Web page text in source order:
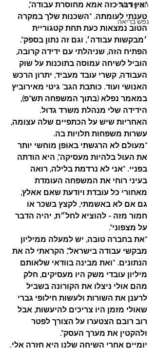
הסיפור שלי
נפש בריאה
"אין דבר כזה אמא מחוסרת עבודה",
טענתי לעומתה. "השכנות שלך במקרה
הטוב נמצאות כעת תחת קטגוריית
׳מבקשות עבודה׳, וגם זה נתון בספק".
הפתיח הזה, שניהלתי עם ידידה קרובה,
הוביל לשיחה עמוסה בתוכנות על שוק
העבודה, קשרי עובד מעביד, יתרון הרכש
האנושי ועוד. כותבת הגב' גיטי מאירוביץ
במאמר נפלא (בתוך המשפחה תש"פ),
הידידה שלי מנהלת משרד גדול.
האחריות שיש על הכתפיים שלה עצומה,
עשרות משפחות תלויות בה.
"מעולם לא הרגשתי באופן מוחשי יותר
את העול בלהיות מעסיקה", היא הודתה
בפניי. "אני לא נרדמת בלילה, רואה
בעיני רוחי את המשפחה העומדת
מאחורי כל עובדת ויודעת שאם אאלץ,
גם אם לא באשמתי, לקצץ בשכר או
חמור מזה - להוציא לחל״ת, יהיה הדבר
על מצפוני".
"את בחברה טובה, יש למעלה ממיליון
מבקשי עבודה בישראל", הקראתי לה את
הנתונים. "ואת מבינה בוודאי שלאותם
מיליון עובדי משק היו מעסיקים, חלק
מהם אולי ניצלו את הקורונה בשביל
לרענן את השורות ולעשות חילופי גברי
שאולי מזמן היו צריכים להיעשות, אבל
רוב רובם הצטערו על הצורך לפטר
ולהקטין את מערך העסק".
יומיים אחרי השיחה שלנו היא חזרה אלי.